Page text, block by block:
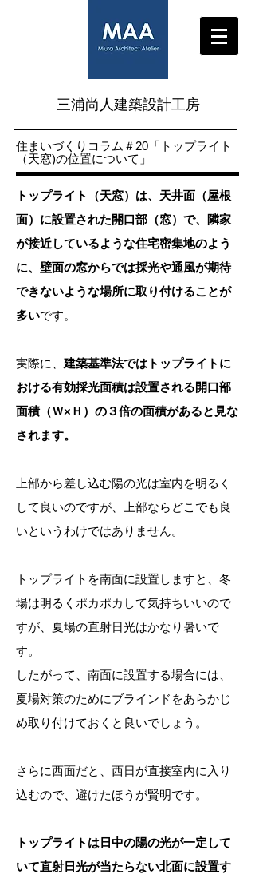
三浦尚人建築設計工房
​住まいづくりコラム＃20 「トップライト
（天窓)の位置について」
トップライト（天窓）は、天井面（屋根
面）に設置された開口部（窓）で、隣家
が接近しているような住宅密集地のよう
に、壁面の窓からでは採光や通風が期待
できないような場所に取り付けることが
多いです。
実際に、 建築基準法ではトップライトに
おける有効採光面積は設置される開口部
面積（Ｗ×Ｈ）の３倍の面積があると見な
されます。
上部から差し込む陽の光は室内を明るく
して良いのですが、上部ならどこでも良
いというわけではありません。
トップライトを南面に設置しますと、冬
場は明るくポカポカして気持ちいいので
すが、夏場の直射日光はかなり暑いで
す。
したがって、南面に設置する場合には、
夏場対策のためにブラインドをあらかじ
め取り付けておくと良いでしょう。
さらに西面だと、西日が直接室内に入り
込むので、避けたほうが賢明です。
トップライトは日中の陽の光が一定して
いて直射日光が当たらない北面に設置す